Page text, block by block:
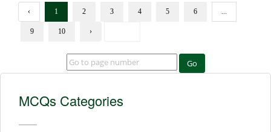
‹ 1 2 3 4 5 6
9 10 ›
Go
MCQs Categories